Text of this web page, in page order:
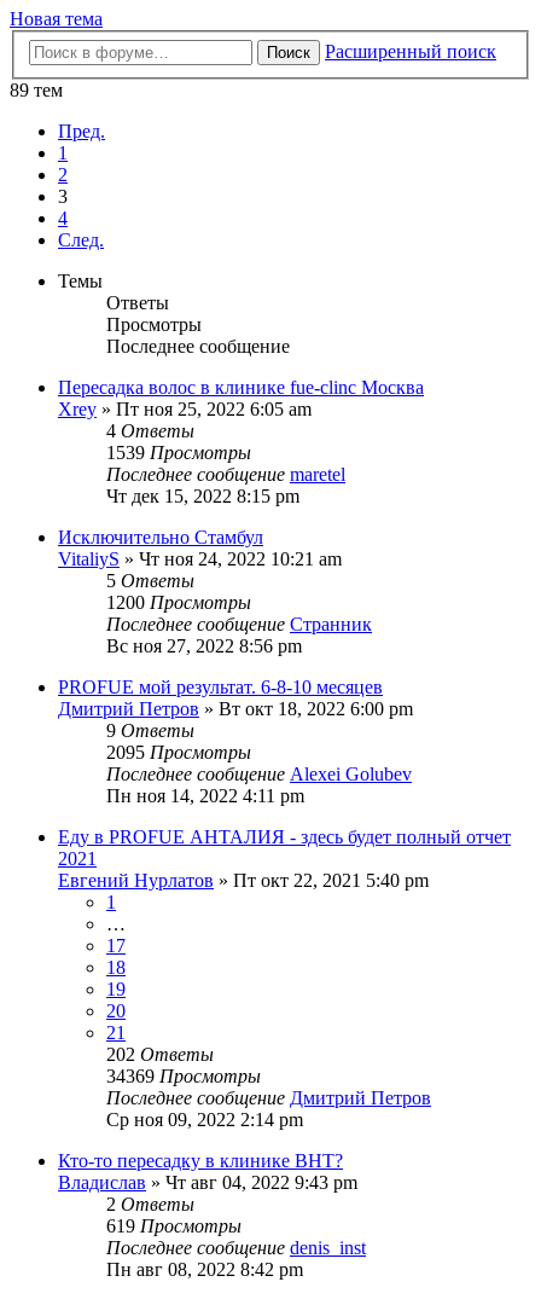
Новая тема
Поиск
Расширенный поиск
89 тем
Пред.
1
2
3
4
След.
Темы
Ответы
Просмотры
Последнее сообщение
Пересадка волос в клинике fue-clinc Москва
Xrey » Пт ноя 25, 2022 6:05 am
4 Ответы
1539 Просмотры
Последнее сообщение maretel
Чт дек 15, 2022 8:15 pm
Исключительно Стамбул
VitaliyS » Чт ноя 24, 2022 10:21 am
5 Ответы
1200 Просмотры
Последнее сообщение Странник
Вс ноя 27, 2022 8:56 pm
PROFUE мой результат. 6-8-10 месяцев
Дмитрий Петров » Вт окт 18, 2022 6:00 pm
9 Ответы
2095 Просмотры
Последнее сообщение Alexei Golubev
Пн ноя 14, 2022 4:11 pm
Еду в PROFUE АНТАЛИЯ - здесь будет полный отчет
2021
Евгений Нурлатов » Пт окт 22, 2021 5:40 pm
1
…
17
18
19
20
21
202 Ответы
34369 Просмотры
Последнее сообщение Дмитрий Петров
Ср ноя 09, 2022 2:14 pm
Кто-то пересадку в клинике BHT?
Владислав » Чт авг 04, 2022 9:43 pm
2 Ответы
619 Просмотры
Последнее сообщение denis_inst
Пн авг 08, 2022 8:42 pm